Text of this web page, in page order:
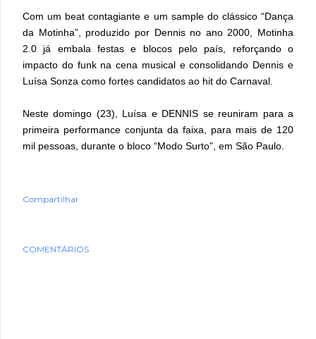
Com um beat contagiante e um sample do clássico “Dança
da Motinha”, produzido por Dennis no ano 2000, Motinha
2.0 já embala festas e blocos pelo país, reforçando o
impacto do funk na cena musical e consolidando Dennis e
Luísa Sonza como fortes candidatos ao hit do Carnaval.
Neste domingo (23), Luísa e DENNIS se reuniram para a
primeira performance conjunta da faixa, para mais de 120
mil pessoas, durante o bloco “Modo Surto", em São Paulo.
Compartilhar
COMENTÁRIOS